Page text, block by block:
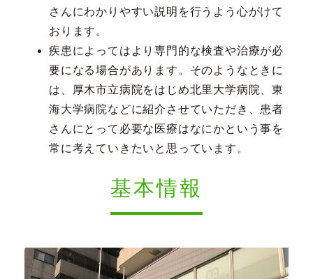
さんにわかりやすい説明を行うよう心がけて
おります。
疾患によってはより専門的な検査や治療が必
要になる場合があります。そのようなときに
は、厚木市立病院をはじめ北里大学病院、東
海大学病院などに紹介させていただき、患者
さんにとって必要な医療はなにかという事を
常に考えていきたいと思っています。
基本情報